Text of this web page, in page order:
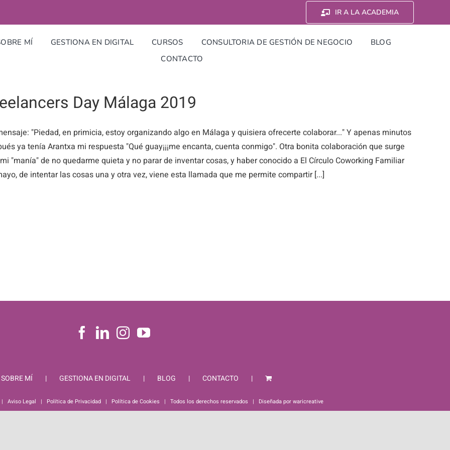
IR A LA ACADEMIA
MÍ GESTIONA EN DIGITAL CURSOS CONSULTORIA DE GESTIÓN DE NEGOCIO
BLOG
CONTACTO
Day Málaga 2019
"Piedad, en primicia, estoy organizando algo en Málaga y quisiera ofrecerte colaborar..." Y apenas minutos
ya tenía Arantxa mi respuesta "Qué guay¡¡¡me encanta, cuenta conmigo". Otra bonita colaboración que surge
"manía" de no quedarme quieta y no parar de inventar cosas, y haber conocido a El Círculo Coworking Familiar
de intentar las cosas una y otra vez, viene esta llamada que me permite compartir [...]
SOBRE MÍ GESTIONA EN DIGITAL BLOG CONTACTO
| Aviso Legal | Política de Privacidad| Política de Cookies | Todos los derechos reservados | Diseñada porwaricreative